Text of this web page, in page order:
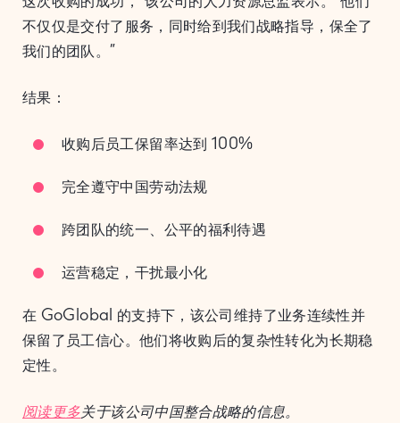
不仅仅是交付了服务，同时给到我们战略指导，保全了
我们的团队。”
结果：
收购后员工保留率达到 100%
完全遵守中国劳动法规
跨团队的统一、公平的福利待遇
运营稳定，干扰最小化
在 GoGlobal 的支持下，该公司维持了业务连续性并
保留了员工信心。他们将收购后的复杂性转化为长期稳
定性。
阅读更多关于该公司中国整合战略的信息。